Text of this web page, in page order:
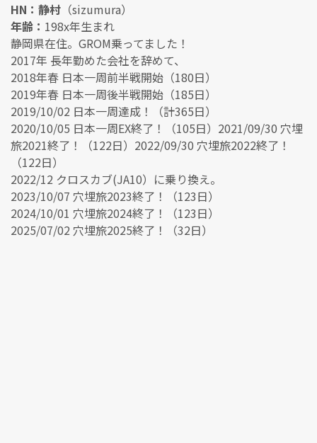
HN：静村 （sizumura）
年齢： 198x年生まれ
静岡県在住。GROM乗ってました！
2017年 長年勤めた会社を辞めて、
2018年春 日本一周前半戦開始（180日）
2019年春 日本一周後半戦開始（185日）
2019/10/02 日本一周達成！（計365日）
2020/10/05 日本一周EX終了！（105日）2021/09/30 穴埋
旅2021終了！（122日）2022/09/30 穴埋旅2022終了！
（122日）
2022/12 クロスカブ(JA10）に乗り換え。
2023/10/07 穴埋旅2023終了！（123日）
2024/10/01 穴埋旅2024終了！（123日）
2025/07/02 穴埋旅2025終了！（32日）